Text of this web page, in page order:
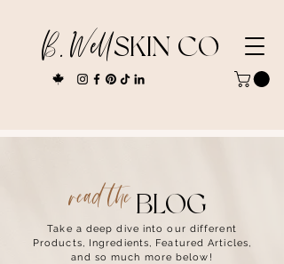
B. WellSKIN CO
BLOG
read the
Take a deep dive into our different
Products, Ingredients, Featured Articles,
and so much more below!